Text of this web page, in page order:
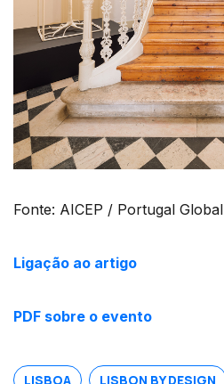
Fonte: AICEP / Portugal Global
Ligação ao artigo
PDF sobre o evento
LISBOA LISBON BY DESIGN